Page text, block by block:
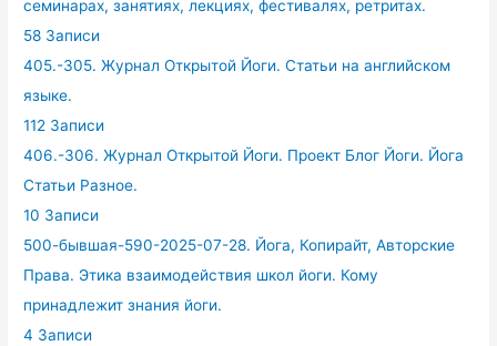
семинарах, занятиях, лекциях, фестивалях, ретритах.
58 Записи
405.-305. Журнал Открытой Йоги. Статьи на английском
языке.
112 Записи
406.-306. Журнал Открытой Йоги. Проект Блог Йоги. Йога
Статьи Разное.
10 Записи
500-бывшая-590-2025-07-28. Йога, Копирайт, Авторские
Права. Этика взаимодействия школ йоги. Кому
принадлежит знания йоги.
4 Записи